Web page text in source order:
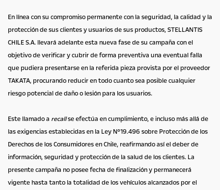
En línea con su compromiso permanente con la seguridad, la calidad y la
protección de sus clientes y usuarios de sus productos, STELLANTIS
CHILE S.A. llevará adelante esta nueva fase de su campaña con el
objetivo de verificar y cubrir de forma preventiva una eventual falla
que pudiera presentarse en la referida pieza provista por el proveedor
TAKATA, procurando reducir en todo cuanto sea posible cualquier
riesgo potencial de daño o lesión para los usuarios.
Este llamado a recallse efectúa en cumplimiento, e incluso más allá de
las exigencias establecidas en la Ley Nº19.496 sobre Protección de los
Derechos de los Consumidores en Chile, reafirmando así el deber de
información, seguridad y protección de la salud de los clientes. La
presente campaña no posee fecha de finalización y permanecerá
vigente hasta tanto la totalidad de los vehículos alcanzados por el